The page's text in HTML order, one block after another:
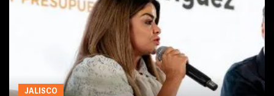
JALISCO